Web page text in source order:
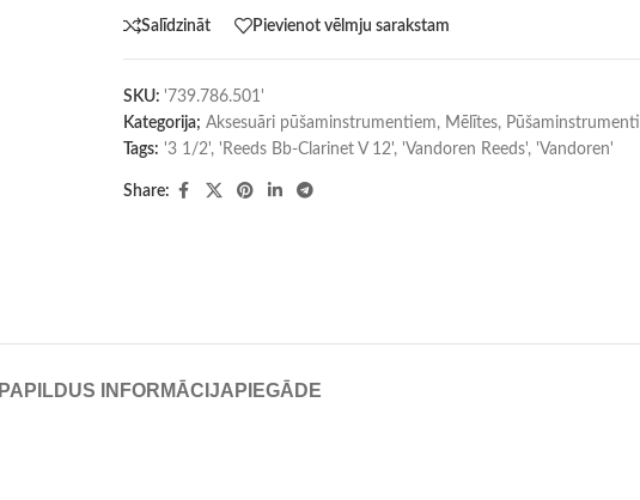
Salīdzināt Pievienot vēlmju sarakstam
SKU: '739.786.501'
Kategorija; Aksesuāri pūšaminstrumentiem, Mēlītes, Pūšaminstrumenti
Tags: '3 1/2', 'Reeds Bb-Clarinet V 12', 'Vandoren Reeds', 'Vandoren'
Share:
PAPILDUS INFORMĀCIJA PIEGĀDE